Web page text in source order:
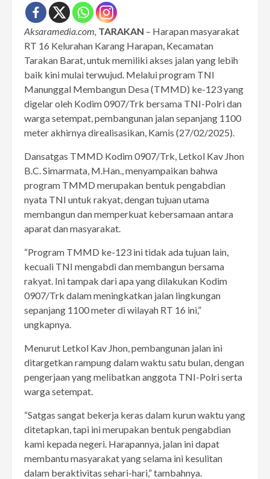
Aksaramedia.com, TARAKAN – Harapan masyarakat
RT 16 Kelurahan Karang Harapan, Kecamatan
Tarakan Barat, untuk memiliki akses jalan yang lebih
baik kini mulai terwujud. Melalui program TNI
Manunggal Membangun Desa (TMMD) ke-123 yang
digelar oleh Kodim 0907/Trk bersama TNI-Polri dan
warga setempat, pembangunan jalan sepanjang 1100
meter akhirnya direalisasikan, Kamis (27/02/2025).
Dansatgas TMMD Kodim 0907/Trk, Letkol Kav Jhon
B.C. Simarmata, M.Han., menyampaikan bahwa
program TMMD merupakan bentuk pengabdian
nyata TNI untuk rakyat, dengan tujuan utama
membangun dan memperkuat kebersamaan antara
aparat dan masyarakat.
“Program TMMD ke-123 ini tidak ada tujuan lain,
kecuali TNI mengabdi dan membangun bersama
rakyat. Ini tampak dari apa yang dilakukan Kodim
0907/Trk dalam meningkatkan jalan lingkungan
sepanjang 1100 meter di wilayah RT 16 ini,”
ungkapnya.
Menurut Letkol Kav Jhon, pembangunan jalan ini
ditargetkan rampung dalam waktu satu bulan, dengan
pengerjaan yang melibatkan anggota TNI-Polri serta
warga setempat.
“Satgas sangat bekerja keras dalam kurun waktu yang
ditetapkan, tapi ini merupakan bentuk pengabdian
kami kepada negeri. Harapannya, jalan ini dapat
membantu masyarakat yang selama ini kesulitan
dalam beraktivitas sehari-hari,” tambahnya.